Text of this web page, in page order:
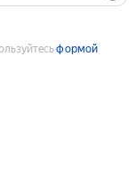
формой